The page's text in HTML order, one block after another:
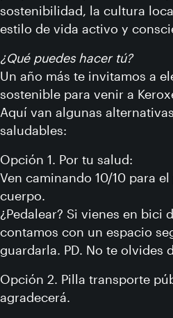
sostenibilidad, la cultura
estilo de vida activo y
¿Qué puedes hacer tú?
Un año más te invitamos a
sostenible para venir a
Aquí van algunas
saludables:
Opción 1. Por tu salud:
Ven caminando 10/10 para
cuerpo.
¿Pedalear? Si vienes en bici
contamos con un espacio
guardarla. PD. No te olvides
Opción 2. Pilla transporte
agradecerá.